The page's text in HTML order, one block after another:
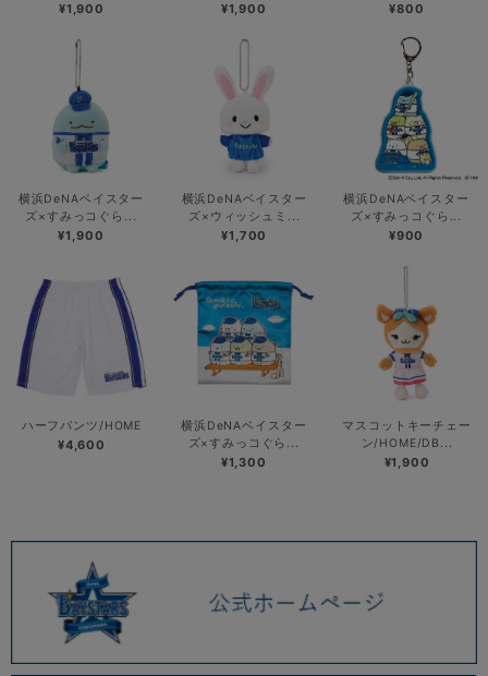
¥1,900 ¥1,900 ¥800
横浜DeNAベイスター
ズ×すみっコぐら...
¥1,900
横浜DeNAベイスター
ズ×ウィッシュミ...
¥1,700
横浜DeNAベイスター
ズ×すみっコぐら...
¥900
ハーフパンツ/HOME
¥4,600
横浜DeNAベイスター
ズ×すみっコぐら...
¥1,300
マスコットキーチェー
ン/HOME/DB...
¥1,900